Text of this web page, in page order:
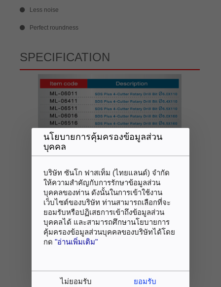
Less noise
Perfect roundness
SPECIFICATION
นโยบายการคุ้มครองข้อมูลส่วน
บุคคล
บริษัท ซันโก ฟาสเท็ม (ไทยแลนด์) จำกัด
ให้ความสำคัญกับการรักษาข้อมูลส่วน
บุคคลของท่าน ดังนั้นในการเข้าใช้งาน
เว็บไซต์ของบริษัท ท่านสามารถเลือกที่จะ
ยอมรับหรือปฏิเสธการเข้าถึงข้อมูลส่วน
บุคคลได้ และสามารถศึกษานโยบายการ
คุ้มครองข้อมูลส่วนบุคคลของบริษัทได้โดย
กด "อ่านเพิ่มเติม"
ไม่ยอมรับ ยอมรับ